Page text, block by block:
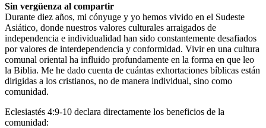
Sin vergüenza al compartir
Durante diez años, mi cónyuge y yo hemos vivido en el Sudeste
Asiático, donde nuestros valores culturales arraigados de
independencia e individualidad han sido constantemente desafiados
por valores de interdependencia y conformidad. Vivir en una cultura
comunal oriental ha influido profundamente en la forma en que leo
la Biblia. Me he dado cuenta de cuántas exhortaciones bíblicas están
dirigidas a los cristianos, no de manera individual, sino como
comunidad.
Eclesiastés 4:9-10 declara directamente los beneficios de la
comunidad: